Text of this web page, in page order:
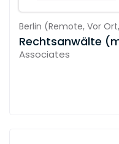
Berlin (Remote, Vor Ort,
Rechtsanwälte
Associates